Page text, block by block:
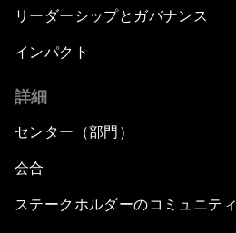
リーダーシップとガバナンス
インパクト
詳細
センター（部門）
会合
ステークホルダーのコミュニティ